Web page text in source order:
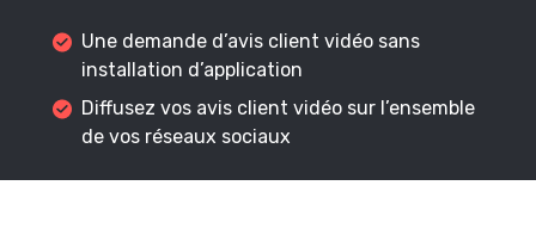
Une demande d’avis client vidéo sans
installation d’application
Diffusez vos avis client vidéo sur l’ensemble
de vos réseaux sociaux